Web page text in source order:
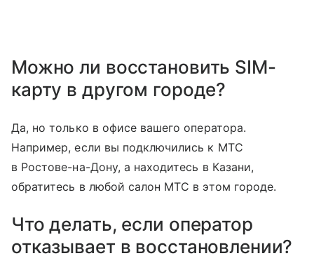
Можно ли восстановить SIM-
карту в другом городе?
Да, но только в офисе вашего оператора.
Например, если вы подключились к МТС
в Ростове-на-Дону, а находитесь в Казани,
обратитесь в любой салон МТС в этом городе.
Что делать, если оператор
отказывает в восстановлении?